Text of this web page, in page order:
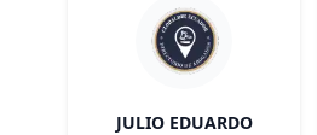
JULIO EDUARDO